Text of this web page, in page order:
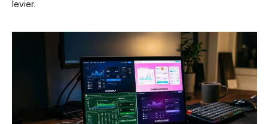
levier.